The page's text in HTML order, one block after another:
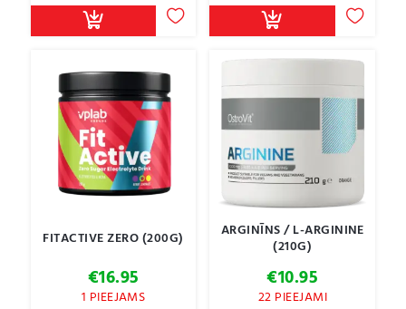
FITACTIVE ZERO (200G)
€16.95
1 PIEEJAMS
ARGINĪNS / L-ARGININE
(210G)
€10.95
22 PIEEJAMI